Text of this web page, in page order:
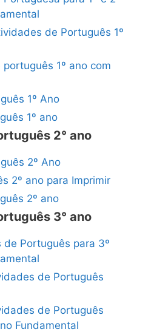
de Português 1º
1º ano com
1º Ano
1º ano
2° ano
2º Ano
2º ano para Imprimir
2º ano
3° ano
Português para 3º
de Português
de Português
Fundamental